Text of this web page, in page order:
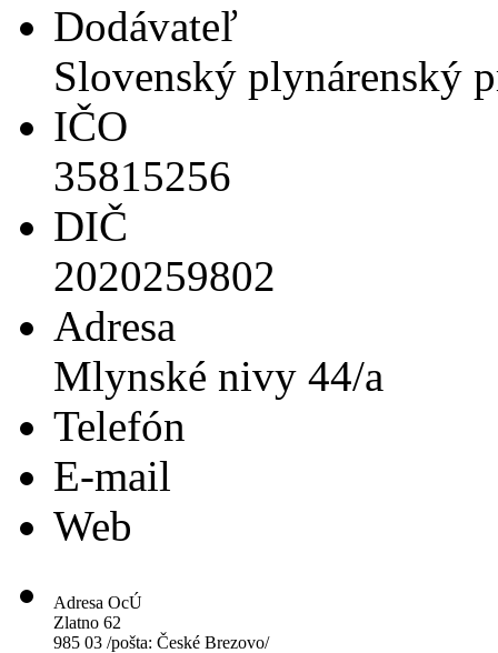
Dodávateľ
Slovenský plynárenský
IČO
35815256
DIČ
2020259802
Adresa
Mlynské nivy 44/a
Telefón
E-mail
Web
Adresa OcÚ
Zlatno 62
985 03 /pošta: České Brezovo/